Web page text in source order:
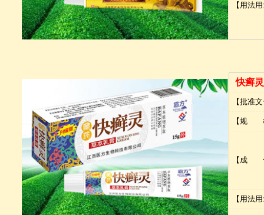
【用法
快癣
【批准
【规
【成
【用法